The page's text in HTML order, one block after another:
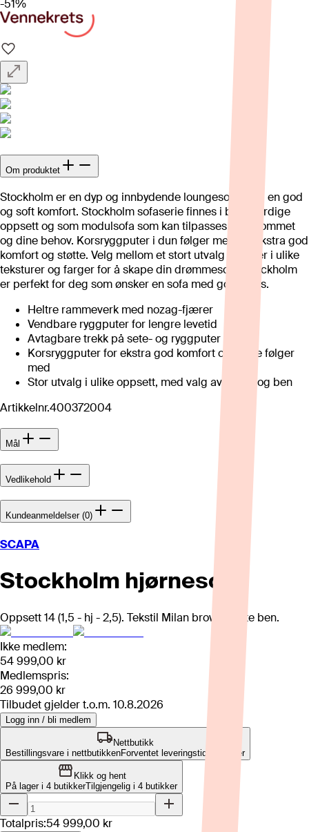
-51%
Om produktet
Stockholm er en dyp og innbydende loungesofa med en god
og soft komfort. Stockholm sofaserie finnes i både ferdige
oppsett og som modulsofa som kan tilpasses etter rommet
og dine behov. Korsryggputer i dun følger med for ekstra god
komfort og støtte. Velg mellom et stort utvalg tekstiler i ulike
teksturer og farger for å skape din drømmesofa. Stockholm
er perfekt for deg som ønsker en sofa med god plass.
Heltre rammeverk med nozag-fjærer
Vendbare ryggputer for lengre levetid
Avtagbare trekk på sete- og ryggputer
Korsryggputer for ekstra god komfort og støtte følger
med
Stor utvalg i ulike oppsett, med valg av tekstil og ben
Artikkelnr.400372004
Mål
Vedlikehold
Kundeanmeldelser (0)
SCAPA
Stockholm hjørnesofa
Oppsett 14 (1,5 - hj - 2,5). Tekstil Milan brown, sorte ben.
Ikke medlem:
54 999,00 kr
Medlemspris:
26 999,00 kr
Tilbudet gjelder t.o.m. 10.8.2026
Logg inn / bli medlem
Nettbutikk
Bestillingsvare i nettbutikkenForventet leveringstid: 4-8 uker
Klikk og hent
På lager i 4 butikkerTilgjengelig i 4 butikker
Totalpris:54 999,00 kr